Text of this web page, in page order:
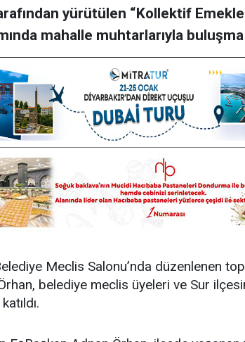
yürütülen “Kollektif
mahalle muhtarlarıyla
Meclis Salonu’nda düzenlenen
belediye meclis üyeleri ve Sur